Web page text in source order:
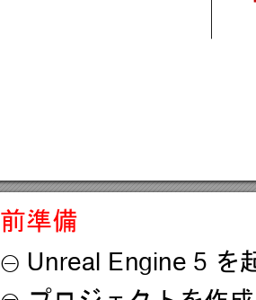
前準備
① Unreal Engine 5 を